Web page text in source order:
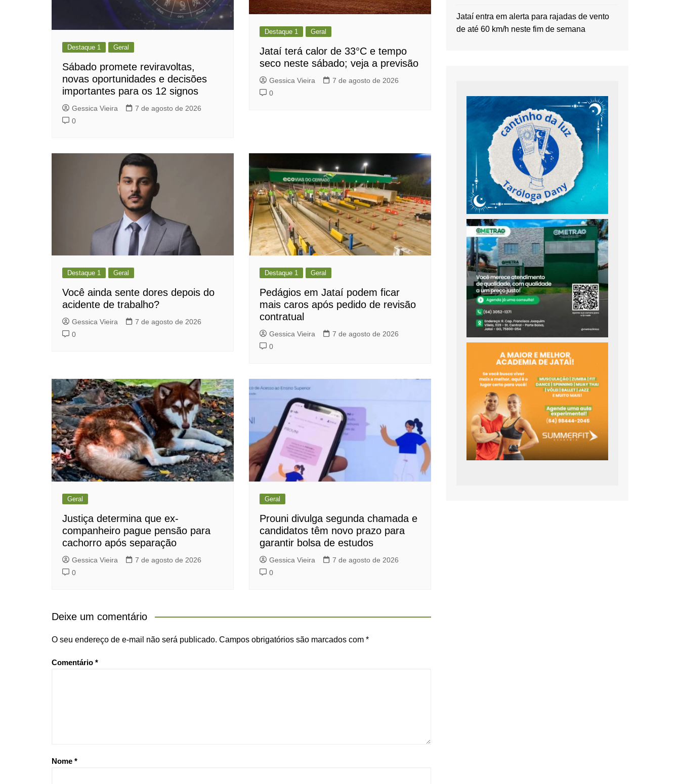
Destaque 1 Geral
Sábado promete reviravoltas,
novas oportunidades e decisões
importantes para os 12 signos
Gessica Vieira
7 de agosto de 2026
0
Destaque 1 Geral
Jataí terá calor de 33°C e tempo
seco neste sábado; veja a previsão
Gessica Vieira
7 de agosto de 2026
0
Destaque 1 Geral
Você ainda sente dores depois do
acidente de trabalho?
Gessica Vieira
7 de agosto de 2026
0
Destaque 1 Geral
Pedágios em Jataí podem ficar
mais caros após pedido de revisão
contratual
Gessica Vieira
7 de agosto de 2026
0
Geral
Justiça determina que ex-
companheiro pague pensão para
cachorro após separação
Gessica Vieira
7 de agosto de 2026
0
Geral
Prouni divulga segunda chamada e
candidatos têm novo prazo para
garantir bolsa de estudos
Gessica Vieira
7 de agosto de 2026
0
Deixe um comentário
O seu endereço de e-mail não será publicado. Campos obrigatórios são marcados com *
Comentário *
Nome *
Jataí entra em alerta para rajadas de vento
de até 60 km/h neste fim de semana